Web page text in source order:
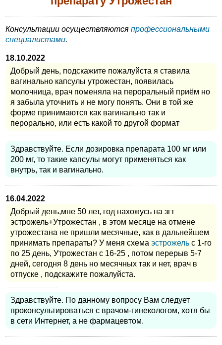
Консультации осуществляются профессиональными
специалистами.
18.10.2022
Добрый день, подскажите пожалуйста я ставила
вагинально капсулы утрожестан, появилась
молочница, врач поменяла на пероральный приём но
я забыла уточнить и не могу понять. Они в той же
форме принимаются как вагинально так и
перорально, или есть какой то другой формат
Здравствуйте. Если дозировка препарата 100 мг или
200 мг, то такие капсулы могут применяться как
внутрь, так и вагинально.
16.04.2022
Добрый день,мне 50 лет, год нахожусь на згт
эстрожель+Утрожестан , в этом месяце на отмене
утрожестана не пришли месячные, как в дальнейшем
принимать препараты? У меня схема эстрожель с 1-го
по 25 день, Утрожестан с 16-25 , потом перерыв 5-7
дней, сегодня 8 день но месячных так и нет, врач в
отпуске , подскажите пожалуйста.
Здравствуйте. По данному вопросу Вам следует
проконсультироваться с врачом-гинекологом, хотя бы
в сети Интернет, а не фармацевтом.